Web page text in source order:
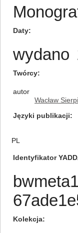
Daty
wydano
Twórcy
autor
Wacław
Języki publikacji
PL
Identyfikator
Kolekcja